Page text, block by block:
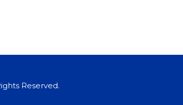
Reserved.